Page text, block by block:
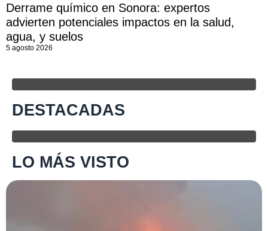
Derrame químico en Sonora: expertos
advierten potenciales impactos en la salud,
agua, y suelos
5 agosto 2026
DESTACADAS
LO MÁS VISTO